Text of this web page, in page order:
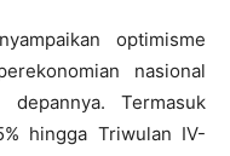
optimisme
nasional
Termasuk
hingga Triwulan IV-